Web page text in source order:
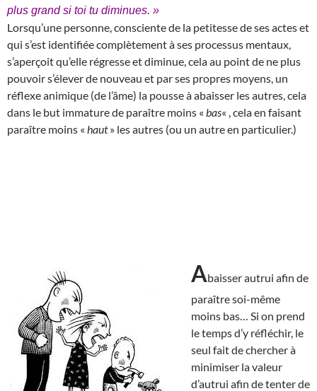
plus grand si toi tu diminues. »
Lorsqu’une personne, consciente de la petitesse de ses actes et
qui s’est identifiée complètement à ses processus mentaux,
s’aperçoit qu’elle régresse et diminue, cela au point de ne plus
pouvoir s’élever de nouveau et par ses propres moyens, un
réflexe animique (de l’âme) la pousse à abaisser les autres, cela
dans le but immature de paraître moins « bas« , cela en faisant
paraître moins « haut» les autres (ou un autre en particulier.)
Abaisser autrui afin de
paraître soi-même
moins bas… Si on prend
le temps d’y réfléchir, le
seul fait de chercher à
minimiser la valeur
d’autrui afin de tenter de